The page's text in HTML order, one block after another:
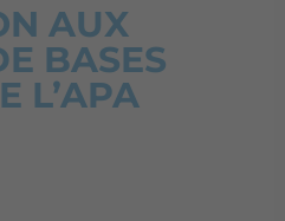
AUX
BASES
L’APA